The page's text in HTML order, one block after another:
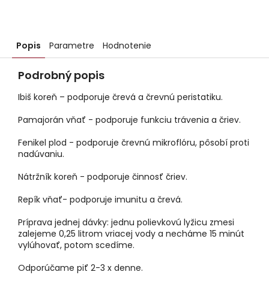
Popis Parametre Hodnotenie
Podrobný popis
Ibiš koreň – podporuje črevá a črevnú peristatiku.
Pamajorán vňať - podporuje funkciu trávenia a čriev.
Fenikel plod - podporuje črevnú mikroflóru, pôsobí proti
nadúvaniu.
Nátržník koreň - podporuje činnosť čriev.
Repík vňať- podporuje imunitu a črevá.
Príprava jednej dávky: jednu polievkovú lyžicu zmesi
zalejeme 0,25 litrom vriacej vody a necháme 15 minút
vylúhovať, potom scedíme.
Odporúčame piť 2-3 x denne.